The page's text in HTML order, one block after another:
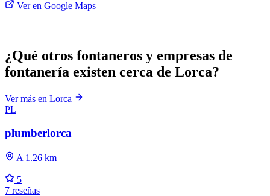
Ver en Google Maps
¿Qué otros fontaneros y empresas de
fontanería existen cerca de Lorca?
Ver más en Lorca
PL
plumberlorca
A 1.26 km
5
7 reseñas